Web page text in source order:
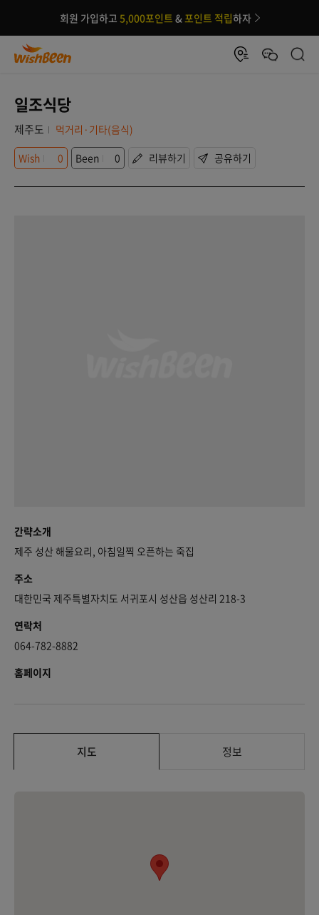
회원 가입하고 5,000포인트 &포인트 적립하자
일조식당
제주도
먹거리·기타(음식)
Wish
0 Been 0 리뷰하기 공유하기
간략소개
제주 성산 해물요리, 아침일찍 오픈하는 죽집
주소
대한민국 제주특별자치도 서귀포시 성산읍 성산리 218-3
연락처
064-782-8882
홈페이지
지도 정보